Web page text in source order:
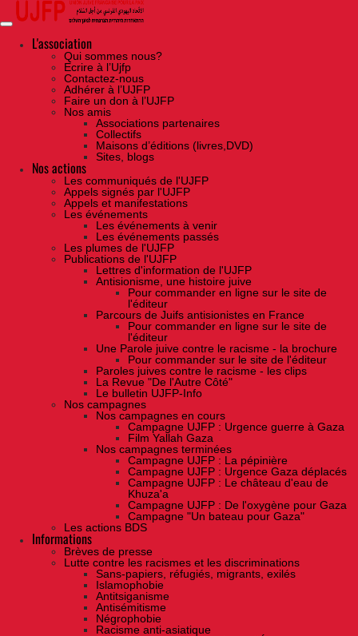
Skip
the
contentL'association
Qui sommes nous?
Ecrire à l’Ujfp
Contactez-nous
Adhérer à l’UJFP
Faire un don à l’UJFP
Nos amis
Associations partenaires
Collectifs
Maisons d’éditions (livres,DVD)
Sites, blogs
Nos actions
Les communiqués de l'UJFP
Appels signés par l'UJFP
Appels et manifestations
Les événements
Les événements à venir
Les événements passés
Les plumes de l'UJFP
Publications de l'UJFP
Lettres d'information de l'UJFP
Antisionisme, une histoire juive
Pour commander en ligne sur le site de
l'éditeur
Parcours de Juifs antisionistes en France
Pour commander en ligne sur le site de
l'éditeur
Une Parole juive contre le racisme - la brochure
Pour commander sur le site de l'éditeur
Paroles juives contre le racisme - les clips
La Revue "De l'Autre Côté"
Le bulletin UJFP-Info
Nos campagnes
Nos campagnes en cours
Campagne UJFP : Urgence guerre à Gaza
Film Yallah Gaza
Nos campagnes terminées
Campagne UJFP : La pépinière
Campagne UJFP : Urgence Gaza déplacés
Campagne UJFP : Le château d'eau de
Khuza'a
Campagne UJFP : De l'oxygène pour Gaza
Campagne "Un bateau pour Gaza"
Les actions BDS
Informations
Brèves de presse
Lutte contre les racismes et les discriminations
Sans-papiers, réfugiés, migrants, exilés
Islamophobie
Antitsiganisme
Antisémitisme
Négrophobie
Racisme anti-asiatique